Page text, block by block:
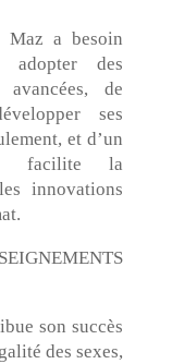
Maz a besoin
adopter des
de
ses
et d’un
facilite la
innovations
son succès
des sexes,